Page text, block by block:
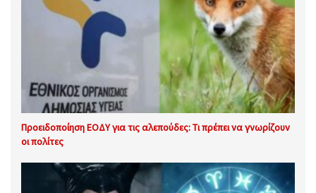
Προειδοποίηση ΕΟΔΥ για τις αλεπούδες: Τι πρέπει να γνωρίζουν
οι πολίτες